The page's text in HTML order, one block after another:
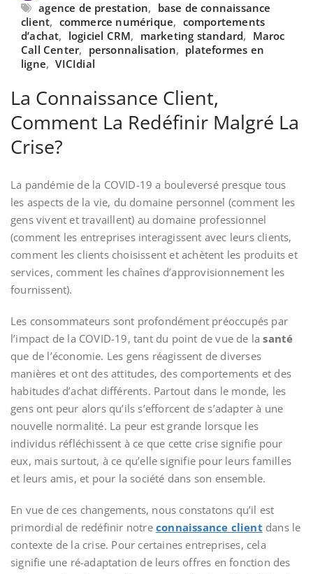
agence de prestation, base de connaissance
client, commerce numérique, comportements
d’achat, logiciel CRM, marketing standard, Maroc
Call Center, personnalisation, plateformes en
ligne, VICIdial
La Connaissance Client,
Comment La Redéfinir Malgré La
Crise?
La pandémie de la COVID-19 a bouleversé presque tous
les aspects de la vie, du domaine personnel (comment les
gens vivent et travaillent) au domaine professionnel
(comment les entreprises interagissent avec leurs clients,
comment les clients choisissent et achètent les produits et
services, comment les chaînes d’approvisionnement les
fournissent).
Les consommateurs sont profondément préoccupés par
l’impact de la COVID-19, tant du point de vue de lasanté
que de l’économie. Les gens réagissent de diverses
manières et ont des attitudes, des comportements et des
habitudes d’achat différents. Partout dans le monde, les
gens ont peur alors qu’ils s’efforcent de s’adapter à une
nouvelle normalité. La peur est grande lorsque les
individus réfléchissent à ce que cette crise signifie pour
eux, mais surtout, à ce qu’elle signifie pour leurs familles
et leurs amis, et pour la société dans son ensemble.
En vue de ces changements, nous constatons qu’il est
primordial de redéfinir notre connaissance client dans le
contexte de la crise. Pour certaines entreprises, cela
signifie une ré-adaptation de leurs offres en fonction des